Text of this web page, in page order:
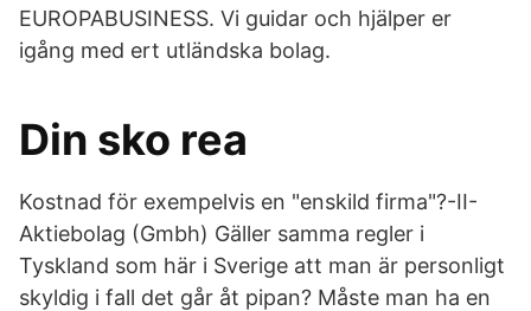
EUROPABUSINESS. Vi guidar och hjälper er
igång med ert utländska bolag.
Din sko rea
Kostnad för exempelvis en "enskild firma"?-II-
Aktiebolag (Gmbh) Gäller samma regler i
Tyskland som här i Sverige att man är personligt
skyldig i fall det går åt pipan? Måste man ha en